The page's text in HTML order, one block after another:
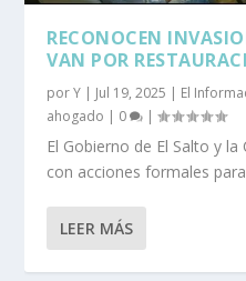
RECONOCEN
VAN POR
porY | Jul 19, 2025 | El
ahogado | 0 |
El Gobierno de El Salto y
con acciones formales
LEER MÁS